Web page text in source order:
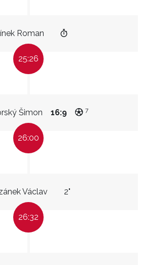
Roman
25:26
Šimon 16:9 7
26:00
Václav 2"
26:32